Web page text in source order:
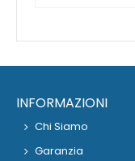
INFORMAZIONI
Chi Siamo
Garanzia